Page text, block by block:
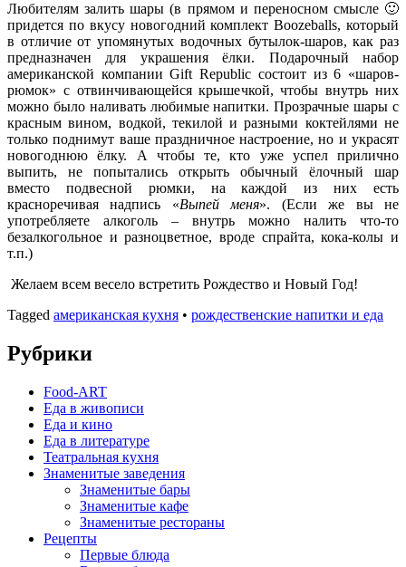
Любителям залить шары (в прямом и переносном смысле 🙂
придется по вкусу новогодний комплект Boozeballs, который
в отличие от упомянутых водочных бутылок-шаров, как раз
предназначен для украшения ёлки. Подарочный набор
американской компании Gift Republic состоит из 6 «шаров-
рюмок» с отвинчивающейся крышечкой, чтобы внутрь них
можно было наливать любимые напитки. Прозрачные шары с
красным вином, водкой, текилой и разными коктейлями не
только поднимут ваше праздничное настроение, но и украсят
новогоднюю ёлку. А чтобы те, кто уже успел прилично
выпить, не попытались открыть обычный ёлочный шар
вместо подвесной рюмки, на каждой из них есть
красноречивая надпись «Выпей меня». (Если же вы не
употребляете алкоголь – внутрь можно налить что-то
безалкогольное и разноцветное, вроде спрайта, кока-колы и
т.п.)
Желаем всем весело встретить Рождество и Новый Год!
Tagged американская кухня • рождественские напитки и еда
Рубрики
Food-ART
Еда в живописи
Еда и кино
Еда в литературе
Театральная кухня
Знаменитые заведения
Знаменитые бары
Знаменитые кафе
Знаменитые рестораны
Рецепты
Первые блюда